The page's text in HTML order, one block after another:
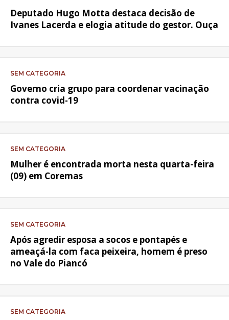
Deputado Hugo Motta destaca decisão de
Ivanes Lacerda e elogia atitude do gestor. Ouça
SEM CATEGORIA
Governo cria grupo para coordenar vacinação
contra covid-19
SEM CATEGORIA
Mulher é encontrada morta nesta quarta-feira
(09) em Coremas
SEM CATEGORIA
Após agredir esposa a socos e pontapés e
ameaçá-la com faca peixeira, homem é preso
no Vale do Piancó
SEM CATEGORIA